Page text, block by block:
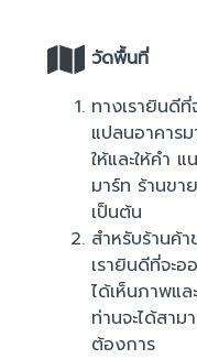
วัดพื้นที่
ทางเรายินดี
แปลนอาคารม
ให้และให้คำ
มาร์ท ร้านข
เป็นต้น
สำหรับร้านค้
เรายินดีที่จะ
ได้เห็นภาพแ
ท่านจะได้สา
ต้องการ